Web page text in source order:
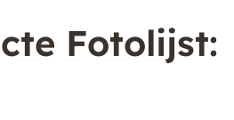
Fotolijst: